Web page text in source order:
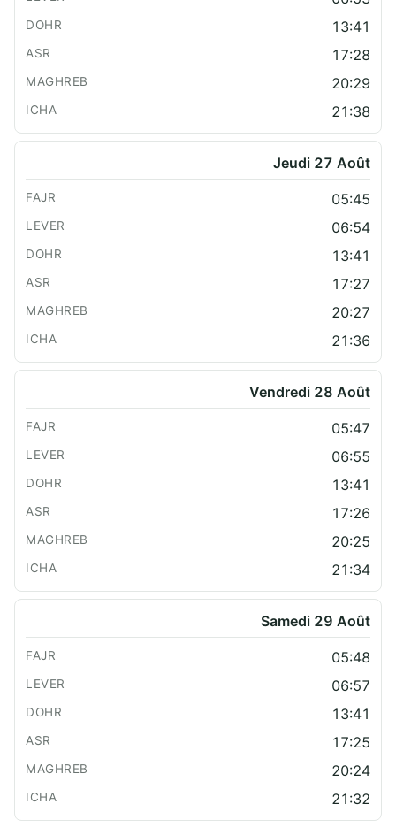
13:41
17:28
20:29
21:38
Jeudi 27 Août
05:45
06:54
13:41
17:27
20:27
21:36
Vendredi 28 Août
05:47
06:55
13:41
17:26
20:25
21:34
Samedi 29 Août
05:48
06:57
13:41
17:25
20:24
21:32